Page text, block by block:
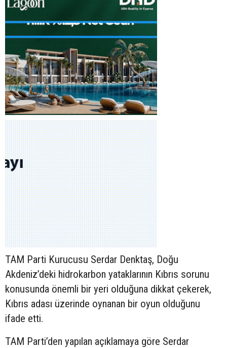
TAM Parti Kurucusu Serdar Denktaş, Doğu
Akdeniz’deki hidrokarbon yataklarının Kıbrıs sorunu
konusunda önemli bir yeri olduğuna dikkat çekerek,
Kıbrıs adası üzerinde oynanan bir oyun olduğunu
ifade etti.
TAM Parti’den yapılan açıklamaya göre Serdar